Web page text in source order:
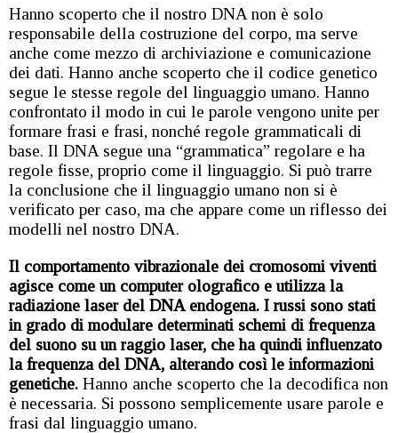
Hanno scoperto che il nostro DNA non è solo
responsabile della costruzione del corpo, ma serve
anche come mezzo di archiviazione e comunicazione
dei dati. Hanno anche scoperto che il codice genetico
segue le stesse regole del linguaggio umano. Hanno
confrontato il modo in cui le parole vengono unite per
formare frasi e frasi, nonché regole grammaticali di
base. Il DNA segue una “grammatica” regolare e ha
regole fisse, proprio come il linguaggio. Si può trarre
la conclusione che il linguaggio umano non si è
verificato per caso, ma che appare come un riflesso dei
modelli nel nostro DNA.
Il comportamento vibrazionale dei cromosomi viventi
agisce come un computer olografico e utilizza la
radiazione laser del DNA endogena. I russi sono stati
in grado di modulare determinati schemi di frequenza
del suono su un raggio laser, che ha quindi influenzato
la frequenza del DNA, alterando così le informazioni
genetiche. Hanno anche scoperto che la decodifica non
è necessaria. Si possono semplicemente usare parole e
frasi dal linguaggio umano.